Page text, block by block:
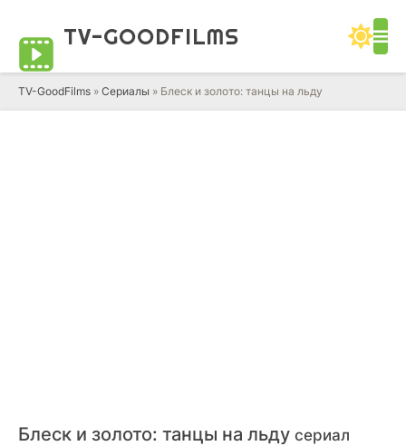
TV-GOODFILMS
TV-GoodFilms » Сериалы » Блеск и золото: танцы на льду
Блеск и золото: танцы на льду сериал